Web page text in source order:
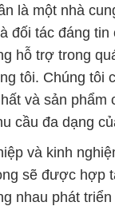
là một nhà
đối tác đáng tin
hỗ trợ trong
tôi. Chúng tôi
và sản phẩm
cầu đa dạng
và kinh
sẽ được hợp
nhau phát